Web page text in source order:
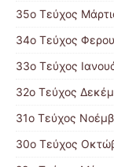
35ο Τεύχος
34ο Τεύχος
33ο Τεύχος
32ο Τεύχος
31ο Τεύχος
30ο Τεύχος